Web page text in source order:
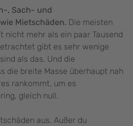
, Sach- und
Mietschäden. Die meisten
nicht mehr als ein paar Tausend
gibt es sehr wenige
als das. Und die
die breite Masse überhaupt nah
rankommt, um es
gleich null.
aus. Außer du